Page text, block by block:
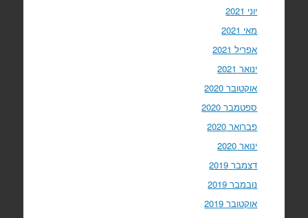
יוני 2021
מאי 2021
אפריל 2021
ינואר 2021
אוקטובר 2020
ספטמבר 2020
פברואר 2020
ינואר 2020
דצמבר 2019
נובמבר 2019
אוקטובר 2019